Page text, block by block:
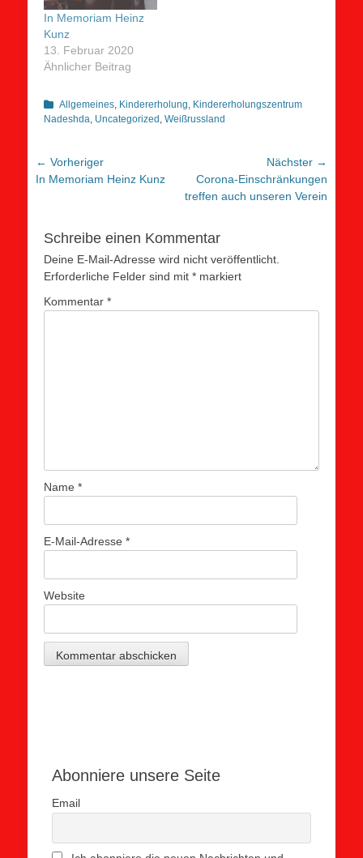
In Memoriam Heinz
Kunz
13. Februar 2020
Ähnlicher Beitrag
Kategorien
Allgemeines, Kindererholung, Kindererholungszentrum
Nadeshda, Uncategorized , Weißrussland
Beitragsnavigation
← Vorheriger
Vorheriger
In Memoriam Heinz Kunz
Nächster →
Nächster
Beitrag:
Corona-Einschränkungen
treffen auch unseren Verein
Schreibe einen Kommentar
Deine E-Mail-Adresse wird nicht veröffentlicht.
Erforderliche Felder sind mit * markiert
Kommentar *
Name *
E-Mail-Adresse *
Website
Abonniere unsere Seite
Email